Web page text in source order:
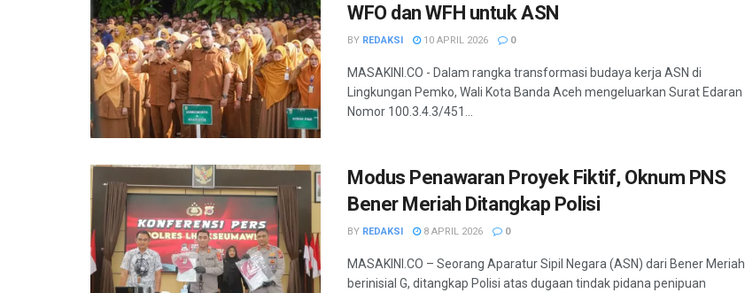
WFO dan WFH untuk ASN
BY REDAKSI 10 APRIL 2026 0
MASAKINI.CO - Dalam rangka transformasi budaya kerja ASN di
Lingkungan Pemko, Wali Kota Banda Aceh mengeluarkan Surat Edaran
Nomor 100.3.4.3/451...
Modus Penawaran Proyek Fiktif, Oknum PNS
Bener Meriah Ditangkap Polisi
BY REDAKSI 8 APRIL 2026 0
MASAKINI.CO – Seorang Aparatur Sipil Negara (ASN) dari Bener Meriah
berinisial G, ditangkap Polisi atas dugaan tindak pidana penipuan